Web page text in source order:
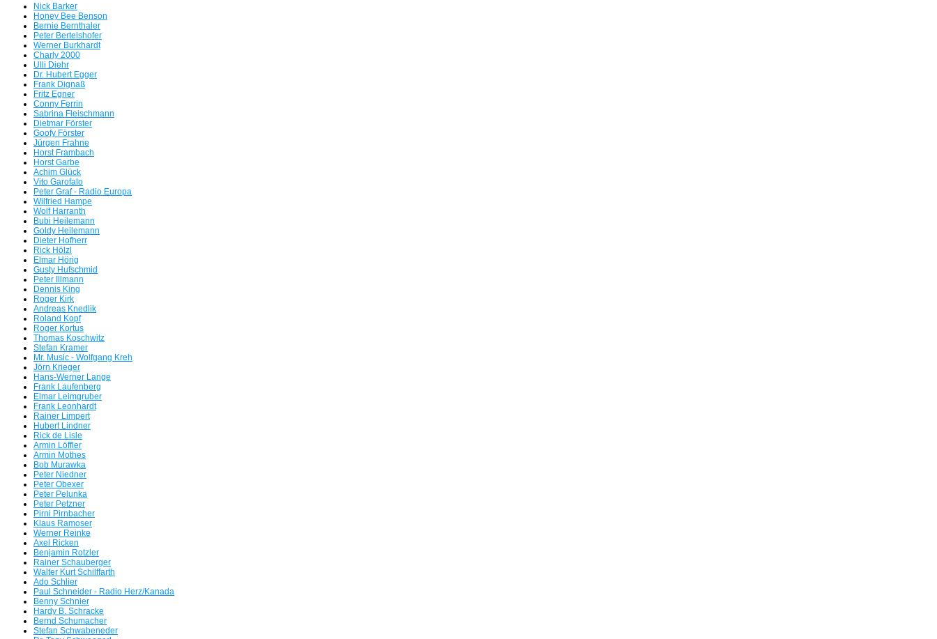
Nick Barker
Honey Bee Benson
Bernie Bernthaler
Peter Bertelshofer
Werner Burkhardt
Charly 2000
Ulli Diehr
Dr. Hubert Egger
Frank Dignaß
Fritz Egner
Conny Ferrin
Sabrina Fleischmann
Dietmar Förster
Goofy Förster
Jürgen Frahne
Horst Frambach
Horst Garbe
Achim Glück
Vito Garofalo
Peter Graf - Radio Europa
Wilfried Hampe
Wolf Harranth
Bubi Heilemann
Goldy Heilemann
Dieter Hofherr
Rick Hölzl
Elmar Hörig
Gusty Hufschmid
Peter Illmann
Dennis King
Roger Kirk
Andreas Knedlik
Roland Kopf
Roger Kortus
Thomas Koschwitz
Stefan Kramer
Mr. Music - Wolfgang Kreh
Jörn Krieger
Hans-Werner Lange
Frank Laufenberg
Elmar Leimgruber
Frank Leonhardt
Rainer Limpert
Hubert Lindner
Rick de Lisle
Armin Löffler
Armin Mothes
Bob Murawka
Peter Niedner
Peter Obexer
Peter Pelunka
Peter Petzner
Pirni Pirnbacher
Klaus Ramoser
Werner Reinke
Axel Ricken
Benjamin Rotzler
Rainer Schauberger
Walter Kurt Schilffarth
Ado Schlier
Paul Schneider - Radio Herz/Kanada
Benny Schnier
Hardy B. Schracke
Bernd Schumacher
Stefan Schwabeneder